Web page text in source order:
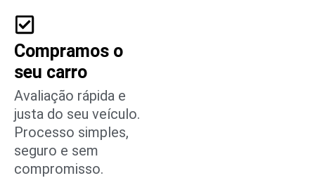
Compramos o
seu carro
Avaliação rápida e
justa do seu veículo.
Processo simples,
seguro e sem
compromisso.